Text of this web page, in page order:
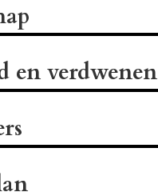
en verdwenen